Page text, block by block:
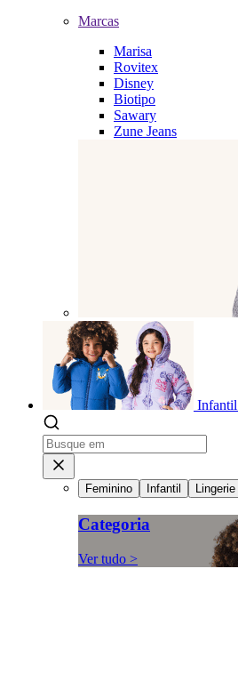
Marcas
Marisa
Rovitex
Disney
Biotipo
Sawary
Zune Jeans
Infantil
Feminino Infantil Lingerie
Categoria
Ver tudo >